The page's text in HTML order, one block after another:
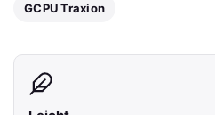
GCPU Traxion